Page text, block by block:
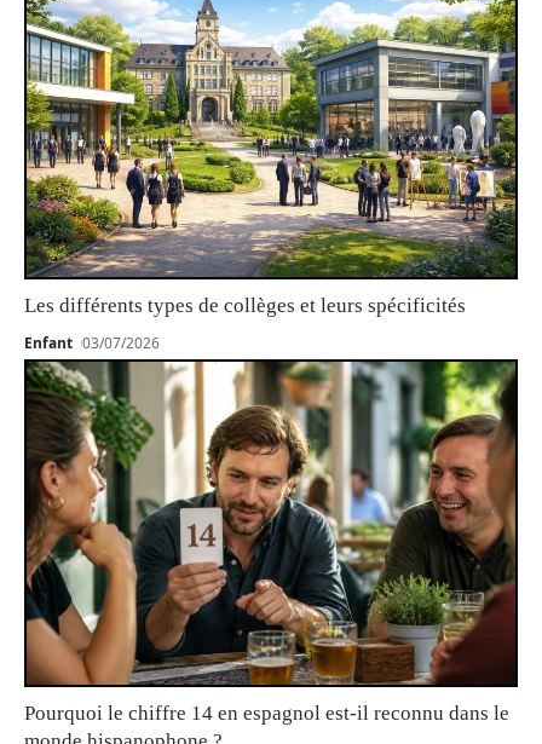
Les différents types de collèges et leurs spécificités
Enfant 03/07/2026
Pourquoi le chiffre 14 en espagnol est-il reconnu dans le